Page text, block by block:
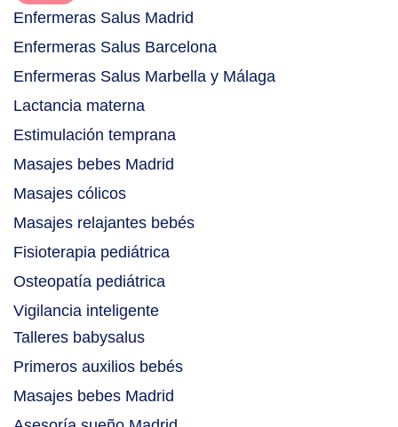
Enfermeras Salus Madrid
Enfermeras Salus Barcelona
Enfermeras Salus Marbella y Málaga
Lactancia materna
Estimulación temprana
Masajes bebes Madrid
Masajes cólicos
Masajes relajantes bebés
Fisioterapia pediátrica
Osteopatía pediátrica
Vigilancia inteligente
Talleres babysalus
Primeros auxilios bebés
Masajes bebes Madrid